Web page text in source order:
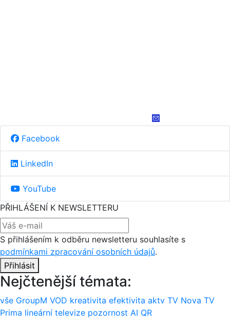
Facebook
LinkedIn
YouTube
PŘIHLÁŠENÍ K NEWSLETTERU
S přihlášením k odběru newsletteru souhlasíte s
podmínkami zpracování osobních údajů.
Přihlásit
Nejčtenější témata:
vše GroupM VOD kreativita efektivita aktv TV Nova TV
Prima lineární televize pozornost AI QR